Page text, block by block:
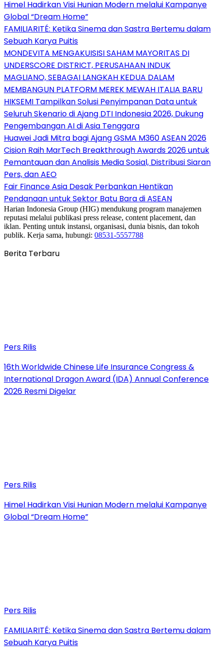
Himel Hadirkan Visi Hunian Modern melalui Kampanye
Global “Dream Home”
FAMILIARITÉ: Ketika Sinema dan Sastra Bertemu dalam
Sebuah Karya Puitis
MONDEVITA MENGAKUISISI SAHAM MAYORITAS DI
UNDERSCORE DISTRICT, PERUSAHAAN INDUK
MAGLIANO, SEBAGAI LANGKAH KEDUA DALAM
MEMBANGUN PLATFORM MEREK MEWAH ITALIA BARU
HIKSEMI Tampilkan Solusi Penyimpanan Data untuk
Seluruh Skenario di Ajang DTI Indonesia 2026, Dukung
Pengembangan AI di Asia Tenggara
Huawei Jadi Mitra bagi Ajang GSMA M360 ASEAN 2026
Cision Raih MarTech Breakthrough Awards 2026 untuk
Pemantauan dan Analisis Media Sosial, Distribusi Siaran
Pers, dan AEO
Fair Finance Asia Desak Perbankan Hentikan
Pendanaan untuk Sektor Batu Bara di ASEAN
Harian Indonesia Group (HIG) mendukung program manajemen
reputasi melalui publikasi press release, content placement, dan
iklan. Penting untuk instansi, organisasi, dunia bisnis, dan tokoh
publik. Kerja sama, hubungi: 08531-5557788
Berita Terbaru
Pers Rilis
16th Worldwide Chinese Life Insurance Congress &
International Dragon Award (IDA) Annual Conference
2026 Resmi Digelar
Pers Rilis
Himel Hadirkan Visi Hunian Modern melalui Kampanye
Global “Dream Home”
Pers Rilis
FAMILIARITÉ: Ketika Sinema dan Sastra Bertemu dalam
Sebuah Karya Puitis